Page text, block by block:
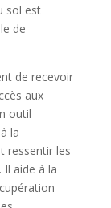
sol est
de
de recevoir
aux
outil
la
ressentir les
Il aide à la